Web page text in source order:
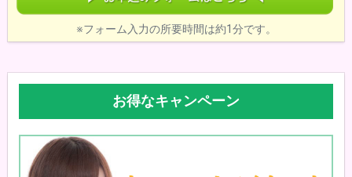
※フォーム入力の所要時間は約1分です。
お得なキャンペーン